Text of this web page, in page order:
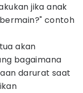
jika anak
contoh
akan
bagaimana
darurat saat